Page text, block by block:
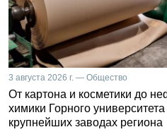
3 августа 2026 г. — Общество
От картона и косметики до
химики Горного
крупнейших заводах региона